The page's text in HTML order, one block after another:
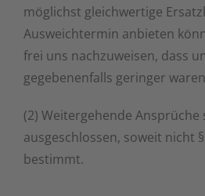
möglichst gleichwertige
Ausweichtermin anbieten
frei uns nachzuweisen, dass
gegebenenfalls geringer
(2) Weitergehende Ansprüche
ausgeschlossen, soweit nicht
bestimmt.